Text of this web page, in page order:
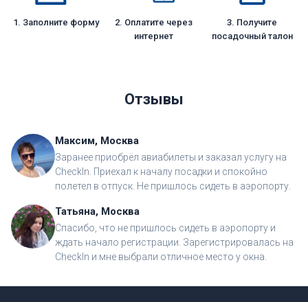
1. Заполните форму
2. Оплатите через
интернет
3. Получите
посадочный талон
Отзывы
Максим, Москва
Заранее приобрёл авиабилеты и заказал услугу на
CheckIn. Приехал к началу посадки и спокойно
полетел в отпуск. Не пришлось сидеть в аэропорту.
Татьяна, Москва
Спасибо, что не пришлось сидеть в аэропорту и
ждать начало регистрации. Зарегистрировалась на
CheckIn и мне выбрали отличное место у окна.